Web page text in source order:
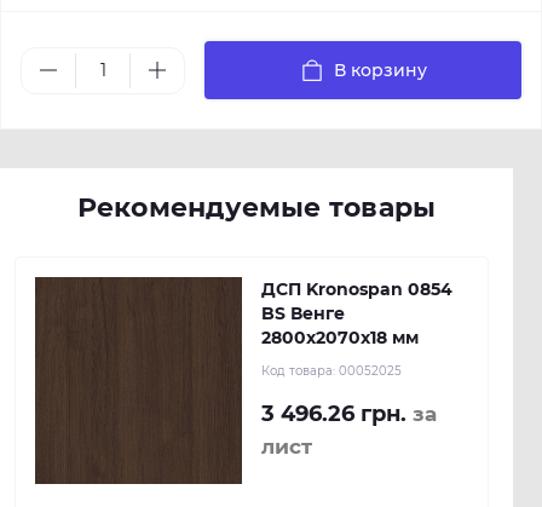
В корзину
Рекомендуемые товары
ДСП Kronospan 0854
BS Венге
2800x2070x18 мм
Код товара: 00052025
3 496.26 грн. за
лист